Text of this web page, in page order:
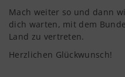
Mach weiter so und dann
dich warten, mit dem
Land zu vertreten.
Herzlichen Glückwunsch!